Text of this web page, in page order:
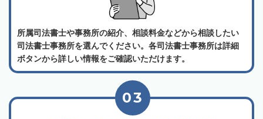
所属司法書士や事務所の紹介、相談料金などから相談したい
司法書士事務所を選んでください。各司法書士事務所は詳細
ボタンから詳しい情報をご確認いただけます。
03